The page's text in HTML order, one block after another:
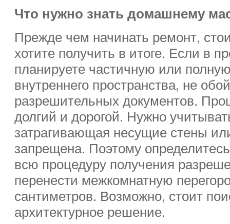
Что нужно знать домашнему
Прежде чем начинать ремонт,
хотите получить в итоге. Если в
планируете частичную или
внутреннего пространства, не
разрешительных документов.
долгий и дорогой. Нужно
затрагивающая несущие стены
запрещена. Поэтому
всю процедуру получения
перенести межкомнатную
сантиметров. Возможно, стоит
архитектурное решение.